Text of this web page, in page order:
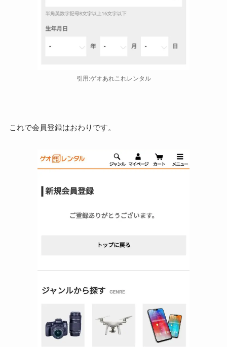
引用:ゲオあれこれレンタル
これで会員登録はおわりです。